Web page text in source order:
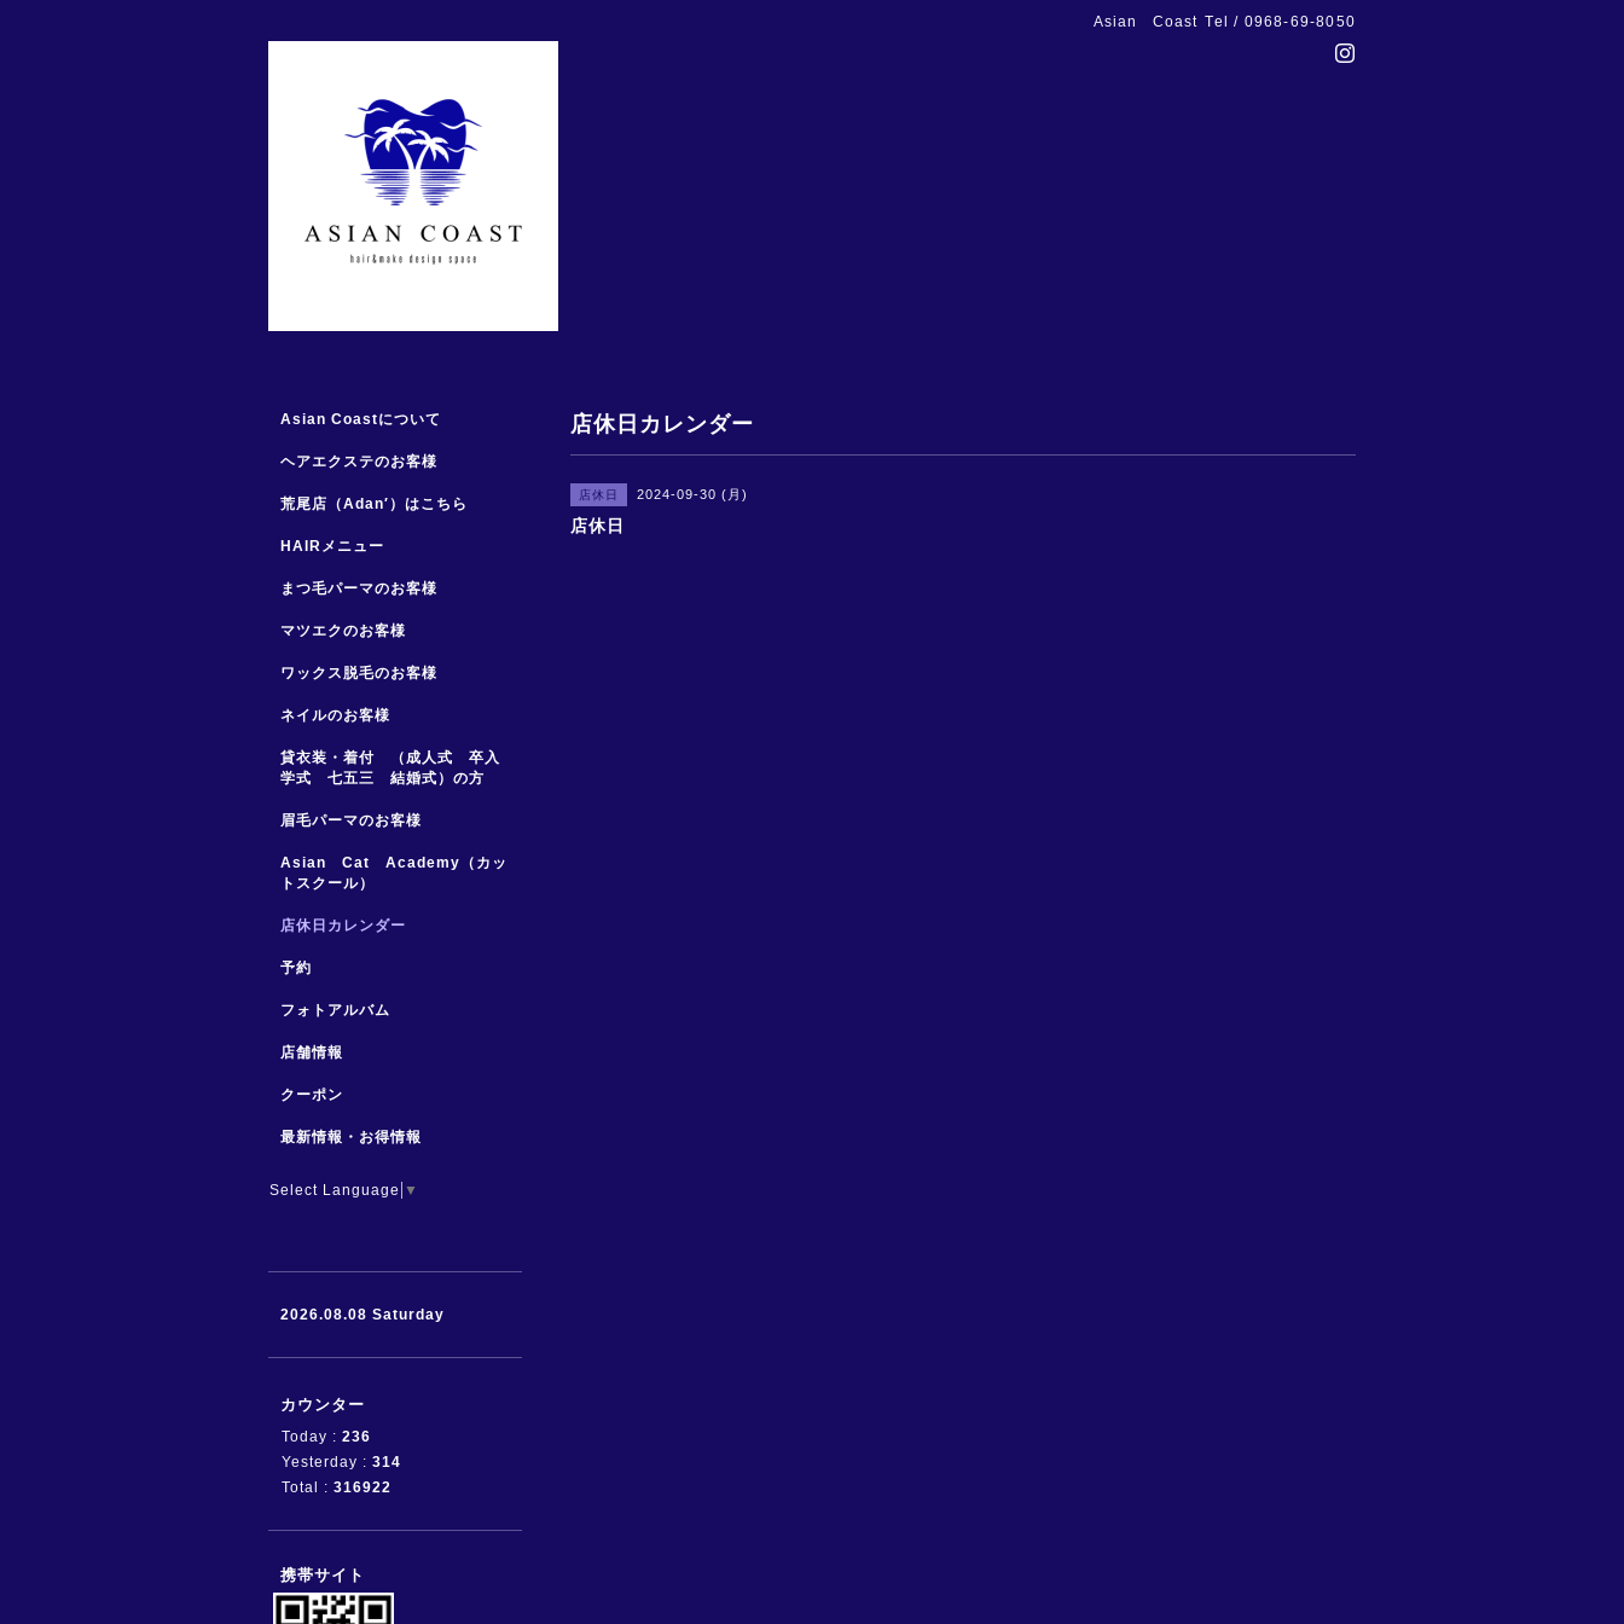
Asian Coast Tel / 0968-69-8050
店休日カレンダー
店休日 2024-09-30 (月)
店休日
Asian Coastについて
ヘアエクステのお客様
荒尾店（Adan′）はこちら
HAIRメニュー
まつ毛パーマのお客様
マツエクのお客様
ワックス脱毛のお客様
ネイルのお客様
貸衣装・着付 （成人式 卒入
学式 七五三 結婚式）の方
眉毛パーマのお客様
Asian Cat Academy（カッ
トスクール）
店休日カレンダー
予約
フォトアルバム
店舗情報
クーポン
最新情報・お得情報
Select Language ▼
2026.08.08 Saturday
カウンター
Today : 236
Yesterday : 314
Total : 316922
携帯サイト